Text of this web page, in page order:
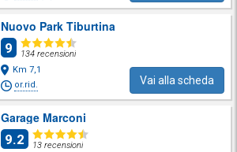
Nuovo Park Tiburtina
9
134 recensioni
Km 7,1
or.rid.
Vai alla scheda
Garage Marconi
9.2
13 recensioni